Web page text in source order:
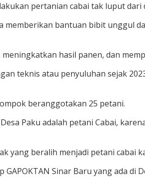
pertanian cabai tak luput dari
bantuan bibit unggul
hasil panen, dan
teknis atau penyuluhan sejak
beranggotakan 25 petani.
Paku adalah petani Cabai,
yang beralih menjadi petani cabai
Sinar Baru yang ada di